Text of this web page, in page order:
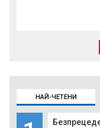
НАЙ-ЧЕТЕНИ